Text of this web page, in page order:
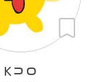
Kコロ